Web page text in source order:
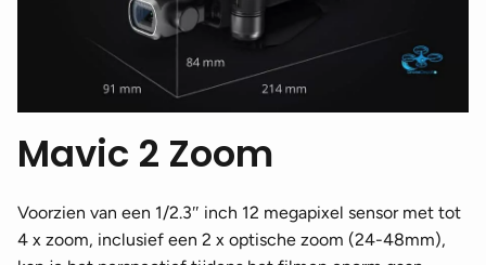
Mavic 2 Zoom
Voorzien van een 1/2.3″ inch 12 megapixel sensor met tot
4 x zoom, inclusief een 2 x optische zoom (24-48mm),